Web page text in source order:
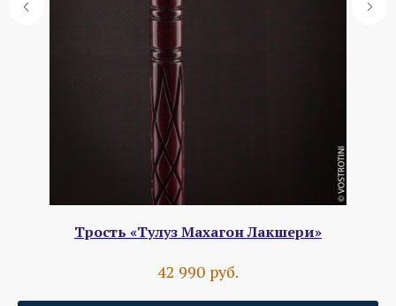
Трость «Тулуз Махагон Лакшери»
42 990 руб.